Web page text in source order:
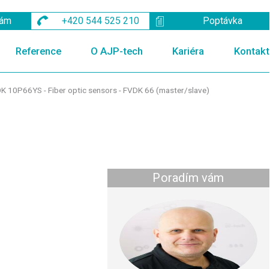
Poptávka
+420 544 525 210
Reference O AJP-tech Kariéra Kontakt
10P66YS - Fiber optic sensors - FVDK 66 (master/slave)
Poradím vám